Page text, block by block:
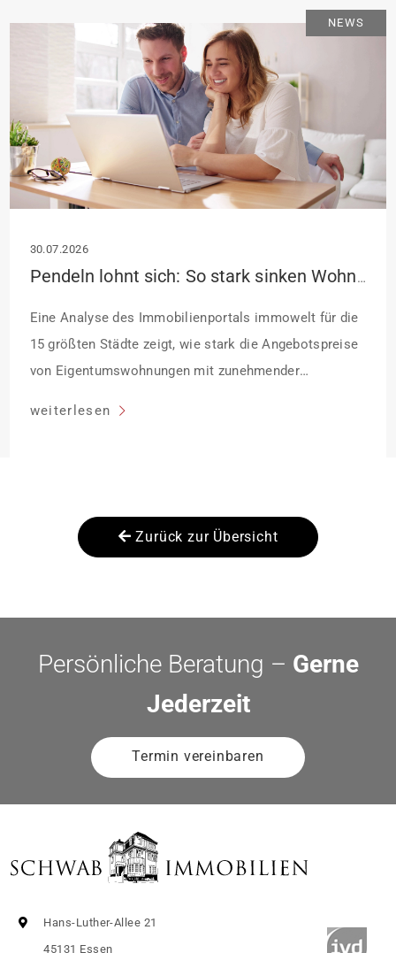
Sanierung in Einzelmaßnahmen […]
NEWS
30.07.2026
Pendeln lohnt sich: So stark sinken Wohnungspreise im Umland
Eine Analyse des Immobilienportals immowelt für die
15 größten Städte zeigt, wie stark die Angebotspreise
von Eigentumswohnungen mit zunehmender
weiterlesen
Zurück zur Übersicht
Persönliche Beratung – Gerne
Jederzeit
Termin vereinbaren
Hans-Luther-Allee 21
45131 Essen